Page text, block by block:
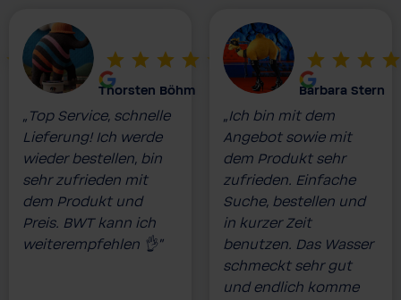
Thorsten Böhm
„Top Service, schnelle
Lieferung! Ich werde
wieder bestellen, bin
sehr zufrieden mit
dem Produkt und
Preis. BWT kann ich
weiterempfehlen 👌”
Barbara Stern
„Ich bin mit dem
Angebot sowie mit
dem Produkt sehr
zufrieden. Einfache
Suche, bestellen und
in kurzer Zeit
benutzen. Das Wasser
schmeckt sehr gut
und endlich komme